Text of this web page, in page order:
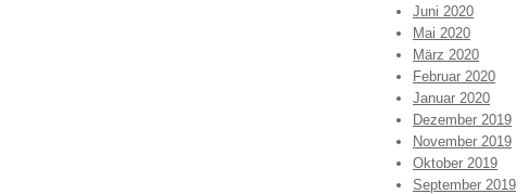
Juni 2020
Mai 2020
März 2020
Februar 2020
Januar 2020
Dezember 2019
November 2019
Oktober 2019
September 2019